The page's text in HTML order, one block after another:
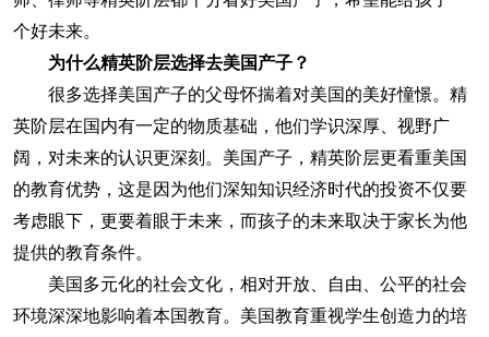
个好未来。
为什么精英阶层选择去美国产子？
很多选择美国产子的父母怀揣着对美国的美好憧憬。精
英阶层在国内有一定的物质基础，他们学识深厚、视野广
阔，对未来的认识更深刻。美国产子，精英阶层更看重美国
的教育优势，这是因为他们深知知识经济时代的投资不仅要
考虑眼下，更要着眼于未来，而孩子的未来取决于家长为他
提供的教育条件。
美国多元化的社会文化，相对开放、自由、公平的社会
环境深深地影响着本国教育。美国教育重视学生创造力的培